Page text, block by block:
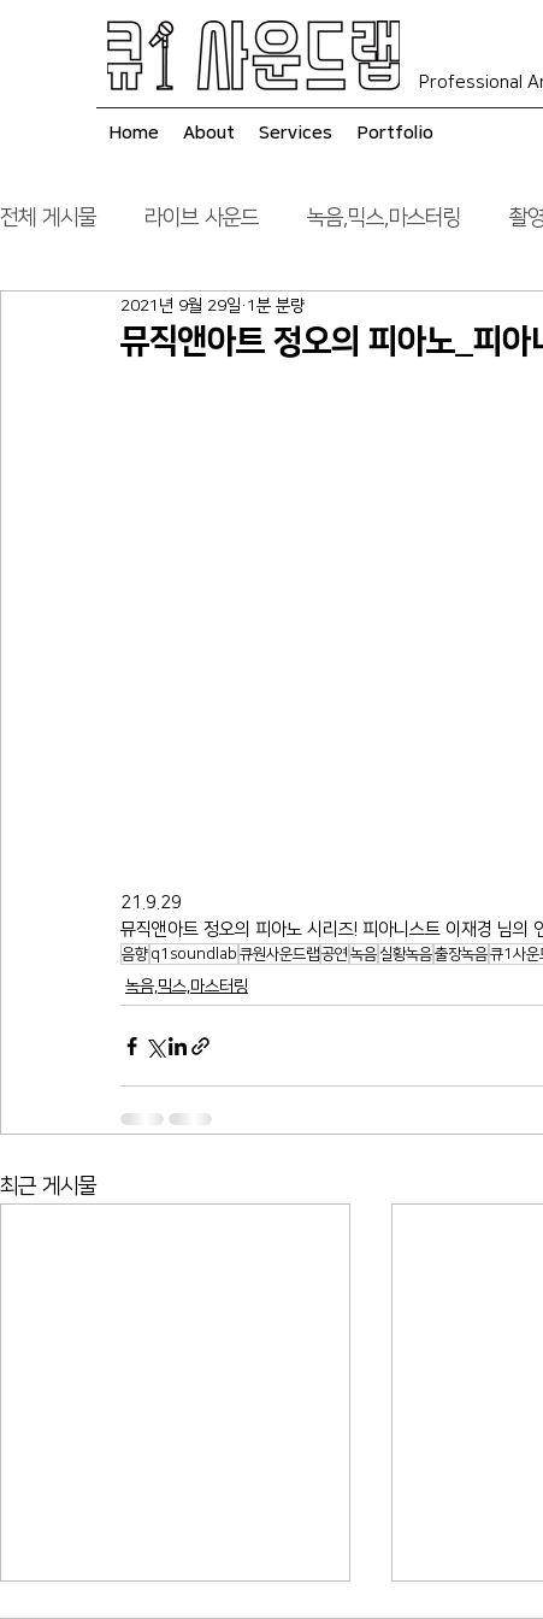
Professional
Home About Services Portfolio
전체 게시물 라이브 사운드 녹음,믹스,마스터링 촬
음향 시스템 컨설팅 시공
뮤직앤아트 정오의 피아노_피아
2021년 9월 29일 1분 분량
21.9.29
뮤직앤아트 정오의 피아노 시리즈! 피아니스트 이재경 님의
음향 q1soundlab 큐원사운드랩공연 녹음 실황녹음출장녹음큐1사운
녹음,믹스,마스터링
최근 게시물